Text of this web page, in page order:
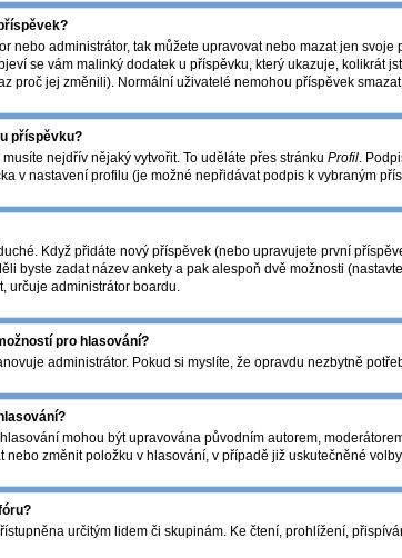
nebo administrátor, tak můžete upravovat nebo mazat jen
se vám malinký dodatek u příspěvku, který ukazuje,
proč jej změnili). Normální uživatelé nemohou příspěvek
příspěvku?
nejdřív nějaký vytvořit. To uděláte přes stránku Profil.
v nastavení profilu (je možné nepřidávat podpis k vybraným
Když přidáte nový příspěvek (nebo upravujete první
byste zadat název ankety a pak alespoň dvě možnosti
určuje administrátor boardu.
pro hlasování?
administrátor. Pokud si myslíte, že opravdu nezbytně
mohou být upravována původním autorem,
nebo změnit položku v hlasování, v případě již uskutečněné
určitým lidem či skupinám. Ke čtení, prohlížení,